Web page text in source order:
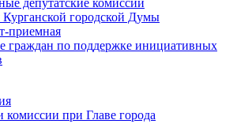
городской Думы
приемная
граждан по поддержке инициативных
комиссии при Главе города